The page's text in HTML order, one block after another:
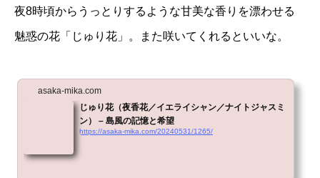
夜8時頃からうっとりするような甘美な香りを漂わせる
魅惑の花「じゅり花」。また咲いてくれるといいな。
asaka-mika.com
じゅり花（夜香花／イエライシャン／ナイトジャスミ
ン） – 島風の記憶と希望
https://asaka-mika.com/20240531/1265/